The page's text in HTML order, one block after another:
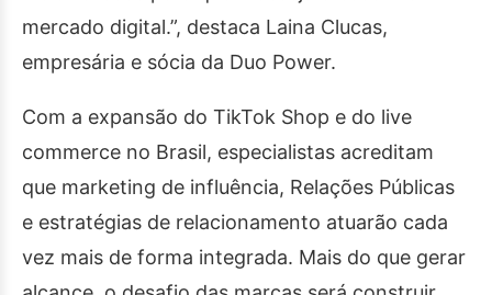
mercado digital.”, destaca Laina Clucas,
empresária e sócia da Duo Power.
Com a expansão do TikTok Shop e do live
commerce no Brasil, especialistas acreditam
que marketing de influência, Relações Públicas
e estratégias de relacionamento atuarão cada
vez mais de forma integrada. Mais do que gerar